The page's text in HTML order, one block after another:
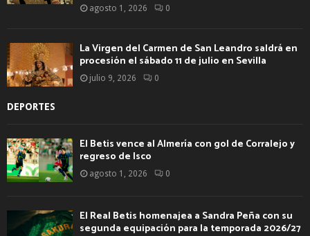
agosto 1, 2026 0
La Virgen del Carmen de San Leandro saldrá en
procesión el sábado 11 de julio en Sevilla
julio 9, 2026 0
DEPORTES
El Betis vence al Almería con gol de Corralejo y
regreso de Isco
agosto 1, 2026 0
El Real Betis homenajea a Sandra Peña con su
segunda equipación para la temporada 2026/27